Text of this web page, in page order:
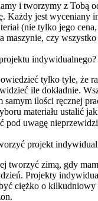
i tworzymy z Tobą
Każdy jest wyceniany
(nie tylko jego
maszynie, czy
indywidualnego?
tylko tyle, że
ile dokładnie.
samym ilości ręcznej
materiału ustalić
pod uwagę
projekt
tworzyć zimą, gdy
Projekty
ciężko o